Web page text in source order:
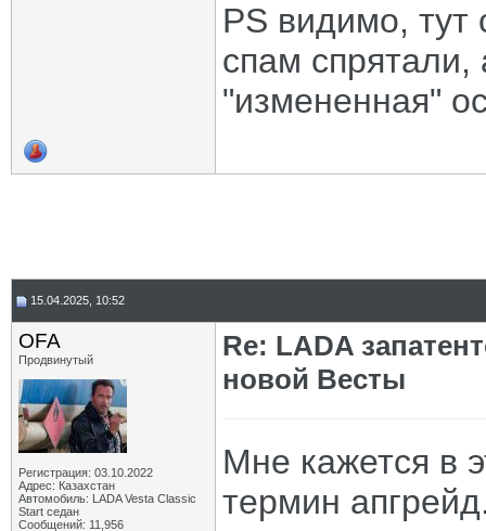
PS видимо,
спам спрятали,
"измененная"
15.04.2025, 10:52
OFA
Продвинутый
Регистрация: 03.10.2022
Адрес: Казахстан
Автомобиль: LADA Vesta Classic
Start седан
Сообщений: 11,956
Re: LADA
новой Весты
Мне кажется в
термин